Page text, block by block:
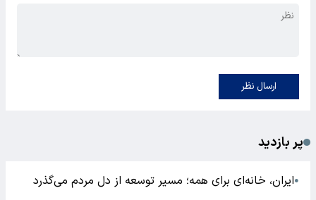
ارسال نظر
پر بازدید
●ایران، خانه‌ای برای همه؛ مسیر توسعه از دل مردم می‌گذرد